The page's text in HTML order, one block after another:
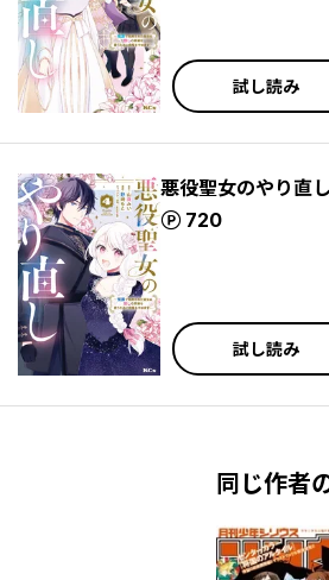
試し読み
悪役聖女のやり直
720
ポイント
試し読み
同じ作者